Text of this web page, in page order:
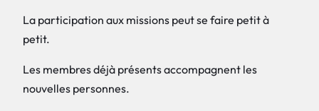
La participation aux missions peut se faire petit à
petit.
Les membres déjà présents accompagnent les
nouvelles personnes.